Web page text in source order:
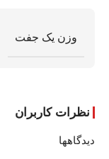
وزن یک جفت
نظرات کاربران
دیدگاهها